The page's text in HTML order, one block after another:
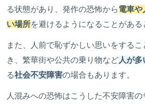
る状態があり、発作の恐怖から電車や
い場所を避けるようになることがある
また、人前で恥ずかしい思いをする
き、繁華街や公共の乗り物など人が
る社会不安障害の場合もあります。
人混みへの恐怖はこうした不安障害